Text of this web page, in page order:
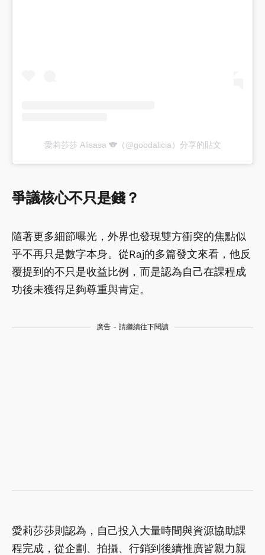
愛莉莎莎 Alisasa 🐨（@goodalicia）分享的貼文
爭議核心不只是錢？
隨著更多細節曝光，外界也發現雙方衝突的焦點似
乎不再只是數字本身。從Raj的多篇發文來看，他反
覆提到的不只是收益比例，而是認為自己在課程成
功後未獲得足夠尊重與肯定。
廣告 - 請繼續往下閱讀
愛莉莎莎則認為，自己投入大量時間與資源協助課
程完成，從企劃、拍攝、行銷到後續推廣皆親力親